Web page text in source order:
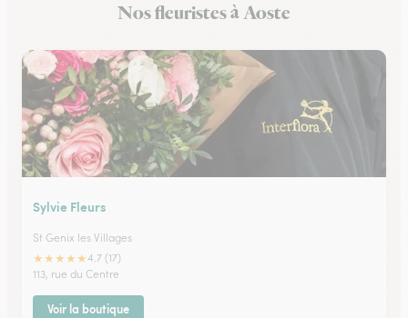
Fleuristes à BeaurepaireNos fleuristes à Aoste
Sylvie Fleurs
St Genix les Villages
★★★★★4.7 (17)
113, rue du Centre
Voir la boutique